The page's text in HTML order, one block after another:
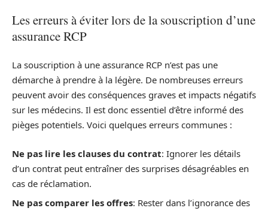
Les erreurs à éviter lors de la souscription d’une
assurance RCP
La souscription à une assurance RCP n’est pas une
démarche à prendre à la légère. De nombreuses erreurs
peuvent avoir des conséquences graves et impacts négatifs
sur les médecins. Il est donc essentiel d’être informé des
pièges potentiels. Voici quelques erreurs communes :
Ne pas lire les clauses du contrat: Ignorer les détails
d’un contrat peut entraîner des surprises désagréables en
cas de réclamation.
Ne pas comparer les offres: Rester dans l’ignorance des